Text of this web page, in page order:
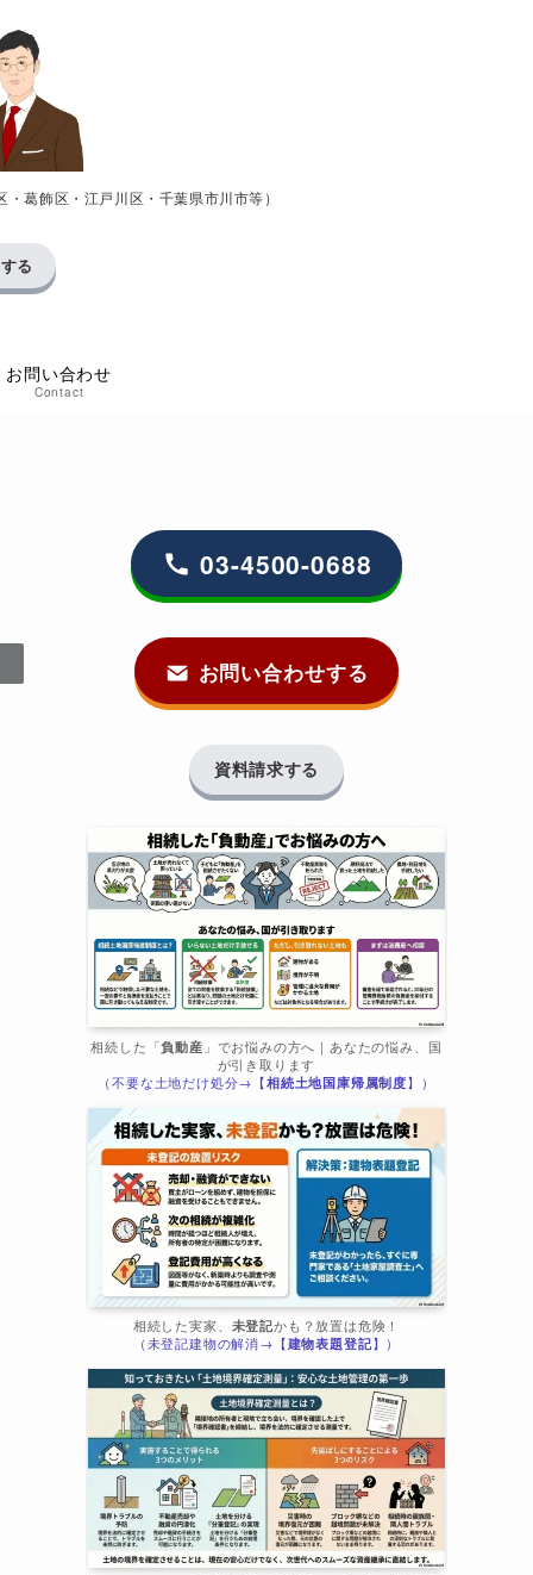
葛飾区・江戸川区・千葉県市川市等）
お問い合わせ
Contact
る
03-4500-0688
お問い合わせする
資料請求する
相続した「負動産 」でお悩みの方へ｜あなたの悩み、国
が引き取ります
（不要な土地だけ処分→【相続土地国庫帰属制度】）
相続した実家、 未登記かも？放置は危険！
（未登記建物の解消→【建物表題登記】）